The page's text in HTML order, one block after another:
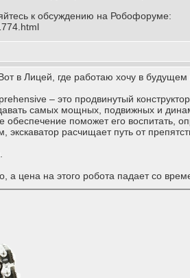
к обсуждению на Робофоруме:
в Лицей, где работаю хочу в будущем
– это продвинутый
самых мощных, подвижных и
поможет его воспитать,
экскаватор расчищает путь от
а цена на этого робота падает со